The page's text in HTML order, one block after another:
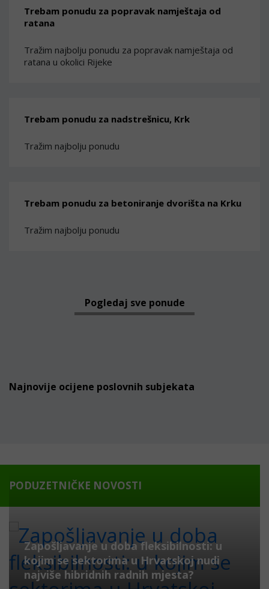
Trebam ponudu za popravak namještaja od
ratana
Tražim najbolju ponudu za popravak namještaja od
ratana u okolici Rijeke
Trebam ponudu za nadstrešnicu, Krk
Tražim najbolju ponudu
Trebam ponudu za betoniranje dvorišta na Krku
Tražim najbolju ponudu
Pogledaj sve ponude
Najnovije ocijene poslovnih subjekata
PODUZETNIČKE NOVOSTI
Zapošljavanje u doba fleksibilnosti: u
kojim se sektorima u Hrvatskoj nudi
najviše hibridnih radnih mjesta?